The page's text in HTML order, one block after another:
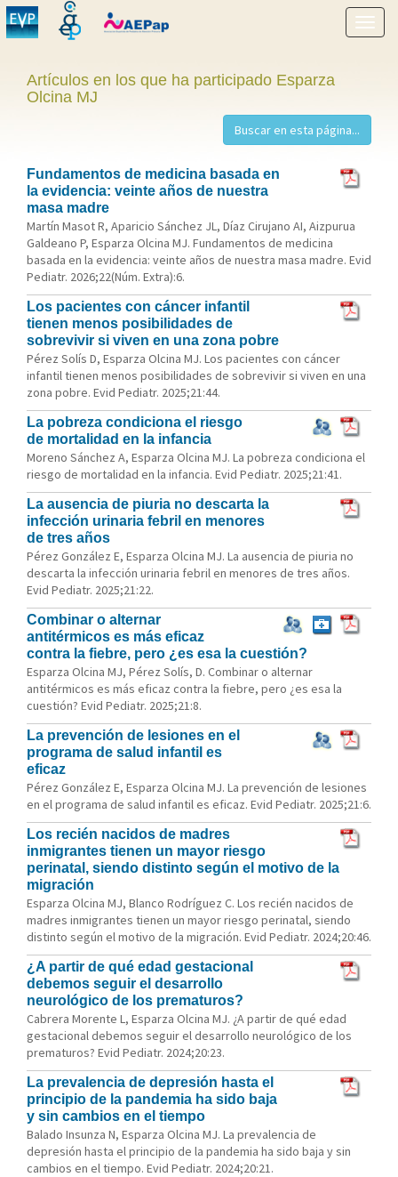
menú
Artículos en los que ha participado Esparza
Olcina MJ
Fundamentos de medicina basada en
la evidencia: veinte años de nuestra
masa madre
Martín Masot R, Aparicio Sánchez JL, Díaz Cirujano AI, Aizpurua
Galdeano P, Esparza Olcina MJ. Fundamentos de medicina
basada en la evidencia: veinte años de nuestra masa madre. Evid
Pediatr. 2026;22(Núm. Extra):6.
Los pacientes con cáncer infantil
tienen menos posibilidades de
sobrevivir si viven en una zona pobre
Pérez Solís D, Esparza Olcina MJ. Los pacientes con cáncer
infantil tienen menos posibilidades de sobrevivir si viven en una
zona pobre. Evid Pediatr. 2025;21:44.
La pobreza condiciona el riesgo
de mortalidad en la infancia
Moreno Sánchez A, Esparza Olcina MJ. La pobreza condiciona el
riesgo de mortalidad en la infancia. Evid Pediatr. 2025;21:41.
La ausencia de piuria no descarta la
infección urinaria febril en menores
de tres años
Pérez González E, Esparza Olcina MJ. La ausencia de piuria no
descarta la infección urinaria febril en menores de tres años.
Evid Pediatr. 2025;21:22.
Combinar o alternar
antitérmicos es más eficaz
contra la fiebre, pero ¿es esa la cuestión?
Esparza Olcina MJ, Pérez Solís, D. Combinar o alternar
antitérmicos es más eficaz contra la fiebre, pero ¿es esa la
cuestión? Evid Pediatr. 2025;21:8.
La prevención de lesiones en el
programa de salud infantil es
eficaz
Pérez González E, Esparza Olcina MJ. La prevención de lesiones
en el programa de salud infantil es eficaz. Evid Pediatr. 2025;21:6.
Los recién nacidos de madres
inmigrantes tienen un mayor riesgo
perinatal, siendo distinto según el motivo de la
migración
Esparza Olcina MJ, Blanco Rodríguez C. Los recién nacidos de
madres inmigrantes tienen un mayor riesgo perinatal, siendo
distinto según el motivo de la migración. Evid Pediatr. 2024;20:46.
¿A partir de qué edad gestacional
debemos seguir el desarrollo
neurológico de los prematuros?
Cabrera Morente L, Esparza Olcina MJ. ¿A partir de qué edad
gestacional debemos seguir el desarrollo neurológico de los
prematuros? Evid Pediatr. 2024;20:23.
La prevalencia de depresión hasta el
principio de la pandemia ha sido baja
y sin cambios en el tiempo
Balado Insunza N, Esparza Olcina MJ. La prevalencia de
depresión hasta el principio de la pandemia ha sido baja y sin
cambios en el tiempo. Evid Pediatr. 2024;20:21.